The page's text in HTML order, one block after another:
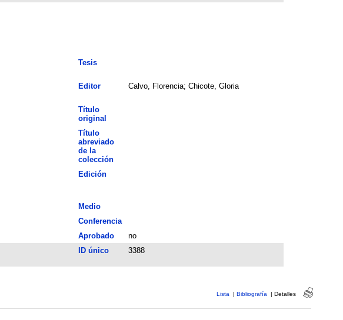
Tesis
Editor Calvo, Florencia; Chicote, Gloria
Título
original
Título
abreviado
de la
colección
Edición
Medio
Conferencia
Aprobado
no
ID único 3388
Lista | Bibliografía | Detalles